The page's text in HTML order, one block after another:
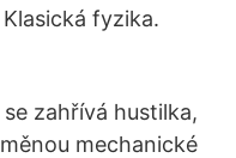
fyzika.
zahřívá hustilka,
mechanické